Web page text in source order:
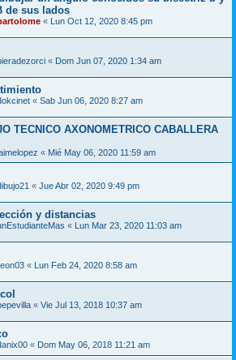
de sus lados
« Lun Oct 12, 2020 8:45 pm
« Dom Jun 07, 2020 1:34 am
« Sab Jun 06, 2020 8:27 am
TECNICO AXONOMETRICO CABALLERA
« Mié May 06, 2020 11:59 am
« Jue Abr 02, 2020 9:49 pm
y distancias
« Lun Mar 23, 2020 11:03 am
« Lun Feb 24, 2020 8:58 am
« Vie Jul 13, 2018 10:37 am
« Dom May 06, 2018 11:21 am